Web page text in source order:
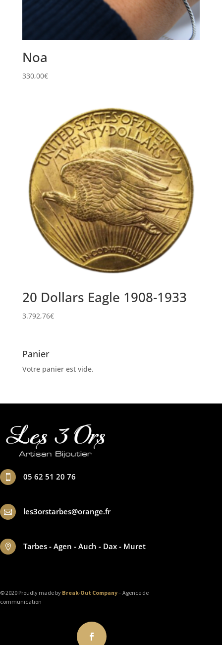
Noa
330,00€
20 Dollars Eagle 1908-1933
3.792,76€
Panier
Votre panier est vide.
 05 62 51 20 76
 les3orstarbes@orange.fr
 Tarbes - Agen - Auch - Dax - Muret
© 2020 Proudly made by Break-Out Company– Agence de
communication